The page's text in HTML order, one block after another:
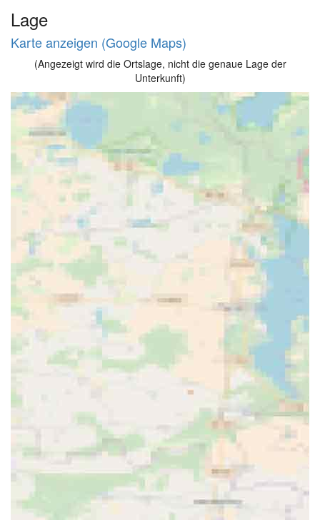
Lage
Karte anzeigen (Google Maps)
(Angezeigt wird die Ortslage, nicht die genaue Lage der
Unterkunft)